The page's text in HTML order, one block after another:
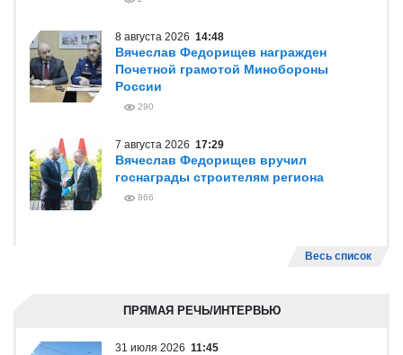
8 августа 2026 14:48
Вячеслав Федорищев награжден
Почетной грамотой Минобороны
России
290
7 августа 2026 17:29
Вячеслав Федорищев вручил
госнаграды строителям региона
866
Весь список
ПРЯМАЯ РЕЧЬ/ИНТЕРВЬЮ
31 июля 2026 11:45